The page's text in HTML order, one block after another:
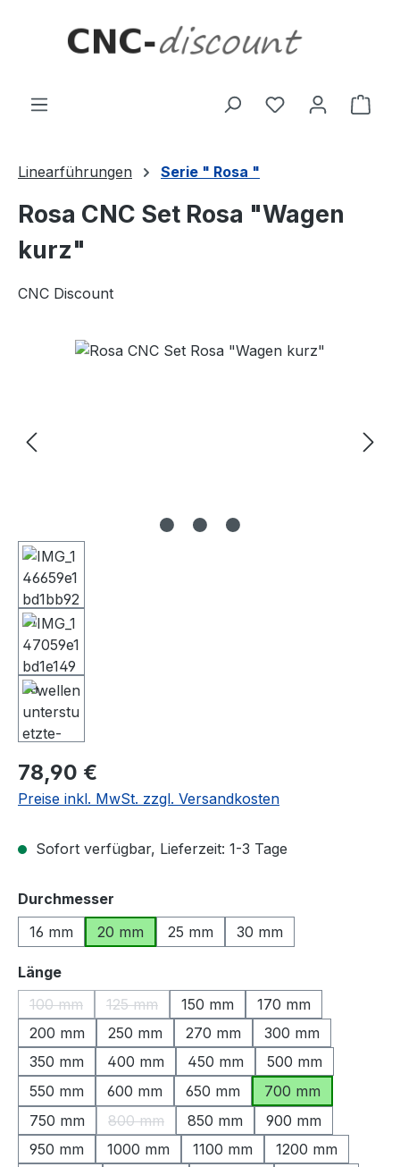
Linearführungen Serie " Rosa "
Rosa CNC Set Rosa "Wagen
kurz"
CNC Discount
Bildergalerie überspringen
Regulärer Preis:
78,90 €
Preise inkl. MwSt. zzgl. Versandkosten
Sofort verfügbar, Lieferzeit: 1-3 Tage
Durchmesser
16 mm
20 mm 25 mm 30 mm
Längeauswählen
100 mm
(Diese Option ist zurzeit nicht verfügbar.)
125 mm
(Diese Option ist zurzeit nicht verfügbar.)
150 mm
170 mm
200 mm
250 mm 270 mm
300 mm
350 mm
400 mm 450 mm
500 mm
550 mm
600 mm 650 mm
700 mm
750 mm
800 mm
(Diese Option ist zurzeit nicht verfügbar.)
850 mm
900 mm
950 mm
1000 mm 1100 mm
1200 mm